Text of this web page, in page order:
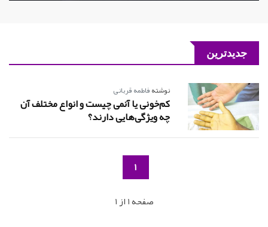
جدیدترین
نوشتهفاطمه قربانی
کم‌خونی یا آنمی چیست و انواع مختلف آن
چه ویژگی‌هایی دارند؟
1
صفحه 1 از 1